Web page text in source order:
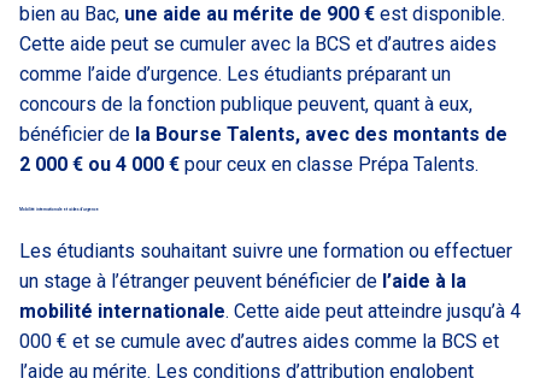
bien au Bac, une aide au mérite de 900 € est disponible.
Cette aide peut se cumuler avec la BCS et d’autres aides
comme l’aide d’urgence. Les étudiants préparant un
concours de la fonction publique peuvent, quant à eux,
bénéficier de la Bourse Talents, avec des montants de
2 000 € ou 4 000 € pour ceux en classe Prépa Talents.
Mobilité internationale et aides d’urgence
Les étudiants souhaitant suivre une formation ou effectuer
un stage à l’étranger peuvent bénéficier de l’aide à la
mobilité internationale. Cette aide peut atteindre jusqu’à 4
000 € et se cumule avec d’autres aides comme la BCS et
l’aide au mérite. Les conditions d’attribution englobent